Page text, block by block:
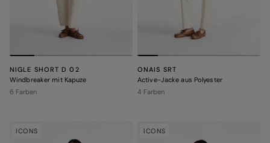
NIGLE SHORT D 02
Windbreaker mit Kapuze
6 Farben
ONAIS SRT
Active-Jacke aus Polyester
4 Farben
ICONS ICONS